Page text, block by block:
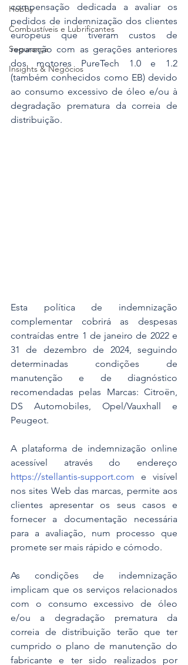
Hobby
Combustíveis e Lubrificantes
Segurança
Insights & Negócios
compensação dedicada a avaliar os
pedidos de indemnização dos clientes
europeus que tiveram custos de
reparação com as gerações anteriores
dos motores PureTech 1.0 e 1.2
(também conhecidos como EB) devido
ao consumo excessivo de óleo e/ou à
degradação prematura da correia de
distribuição.
Esta política de indemnização
complementar cobrirá as despesas
contraídas entre 1 de janeiro de 2022 e
31 de dezembro de 2024, seguindo
determinadas condições de
manutenção e de diagnóstico
recomendadas pelas Marcas: Citroën,
DS Automobiles, Opel/Vauxhall e
Peugeot.
A plataforma de indemnização online
https://stellantis-support.com e visível
nos sites Web das marcas, permite aos
clientes apresentar os seus casos e
fornecer a documentação necessária
para a avaliação, num processo que
promete ser mais rápido e cómodo.
As condições de indemnização
implicam que os serviços relacionados
com o consumo excessivo de óleo
e/ou a degradação prematura da
correia de distribuição terão que ter
cumprido o plano de manutenção do
fabricante e ter sido realizados por